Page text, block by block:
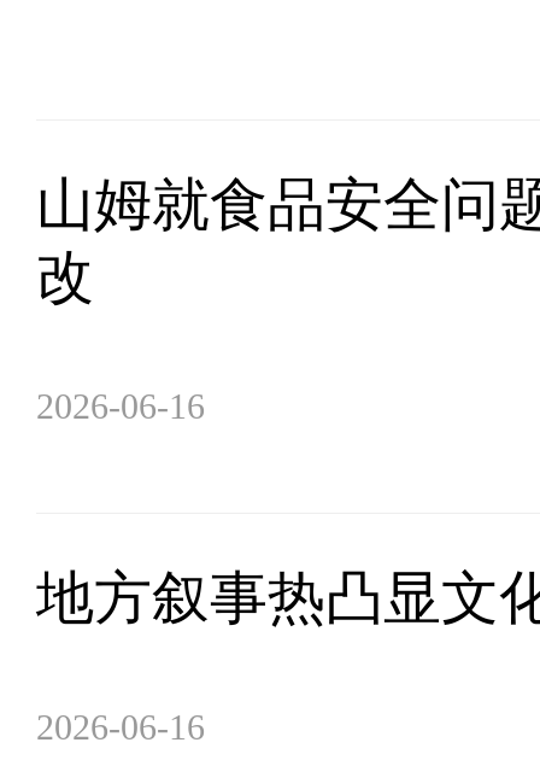
山姆就食品安全问
改
2026-06-16
地方叙事热凸显文
2026-06-16